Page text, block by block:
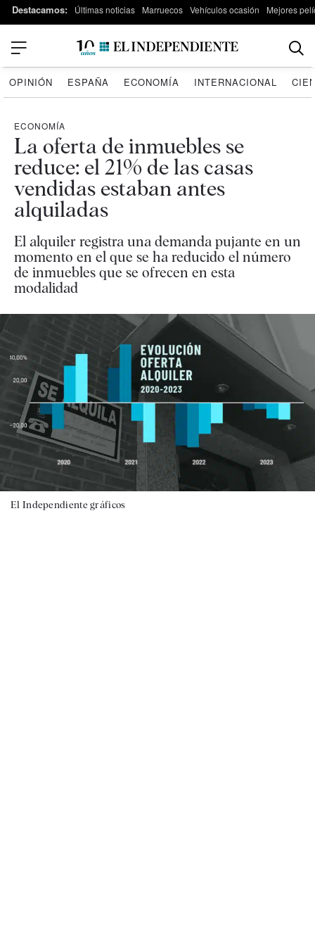
Destacamos: Últimas noticias Marruecos Vehículos ocasión Mejores
OPINIÓN ESPAÑA ECONOMÍA INTERNACIONAL
ECONOMÍA
La oferta de inmuebles se
reduce: el 21% de las casas
vendidas estaban antes
alquiladas
El alquiler registra una demanda pujante en un
momento en el que se ha reducido el número
de inmuebles que se ofrecen en esta
modalidad
El Independiente gráficos